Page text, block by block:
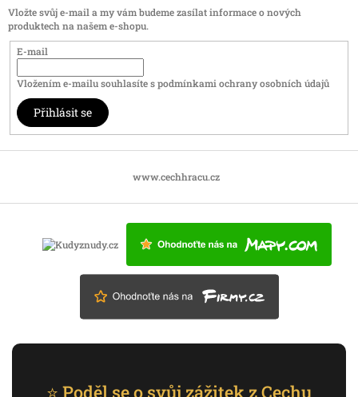
Vložte svůj e-mail a my vám budeme zasílat informace o nových
produktech na našem e-shopu.
E-mail
Vložením e-mailu souhlasíte spodmínkami ochrany osobních údajů
Přihlásit se
www.cechhracu.cz
⭐ Poděl se o svůj zážitek z Cechu